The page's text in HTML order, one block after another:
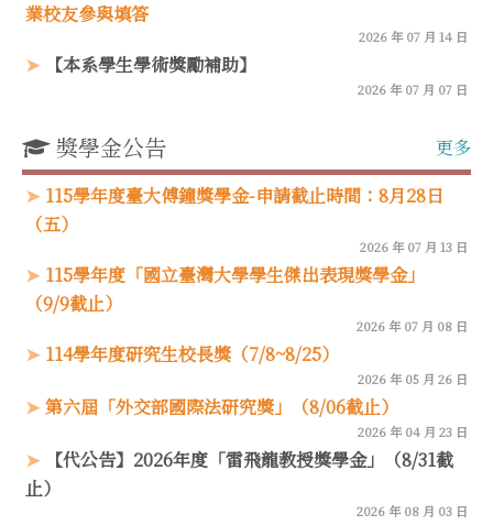
業校友參與填答
2026 年 07 月 14 日
【本系學生學術獎勵補助】
2026 年 07 月 07 日
獎學金公告
更多
115學年度臺大傅鐘獎學金-申請截止時間：8月28日
（五）
2026 年 07 月 13 日
115學年度「國立臺灣大學學生傑出表現獎學金」
（9/9截止）
2026 年 07 月 08 日
114學年度研究生校長獎（7/8~8/25）
2026 年 05 月 26 日
第六屆「外交部國際法研究獎」（8/06截止）
2026 年 04 月 23 日
【代公告】2026年度「雷飛龍教授獎學金」（8/31截
止）
2026 年 08 月 03 日